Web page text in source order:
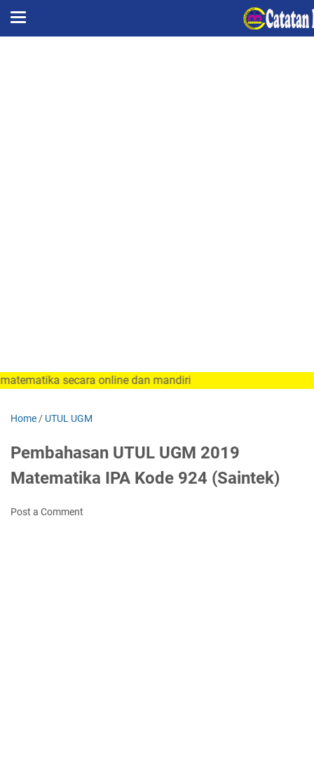
secara online dan mandiri
Home / UTUL UGM
Pembahasan UTUL UGM 2019
Matematika IPA Kode 924 (Saintek)
Post a Comment